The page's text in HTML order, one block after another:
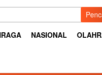
NASIONAL